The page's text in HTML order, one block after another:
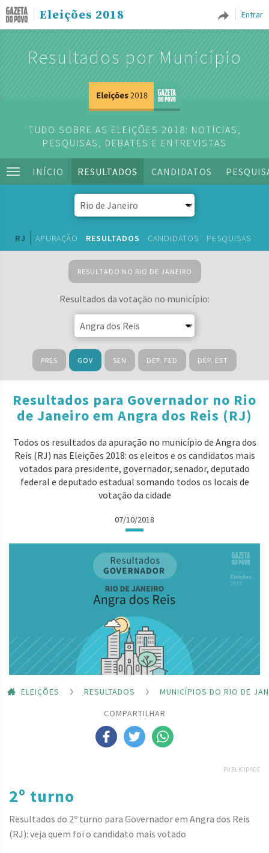
Entrar
Eleições 2018
Resultados por Município
TUDO SOBRE AS ELEIÇÕES 2018: NOTÍCIAS,
PESQUISAS, DEBATES E ENTREVISTAS
INÍCIO RESULTADOS CANDIDATOS
RJ APURAÇÃO RESULTADOS CANDIDATOS PESQUISAS
RESULTADO NO RIO DE JANEIRO
Resultados da votação no município:
PRES GOV SEN DEP. FED DEP. EST
Resultados para Governador no Rio
de Janeiro em Angra dos Reis (RJ)
Todos os resultados da apuração no município de Angra dos
Reis (RJ) nas Eleições 2018: os eleitos e os candidatos mais
votados para presidente, governador, senador, deputado
federal e deputado estadual somando todos os locais de
votação da cidade
07/10/2018
ELEIÇÕES RESULTADOS
MUNICÍPIOS DO RIO DE
COMPARTILHAR
PUBLICIDADE
2º turno
Resultados do 2º turno para Governador em Angra dos Reis
(RJ): veja quem foi o candidato mais votado